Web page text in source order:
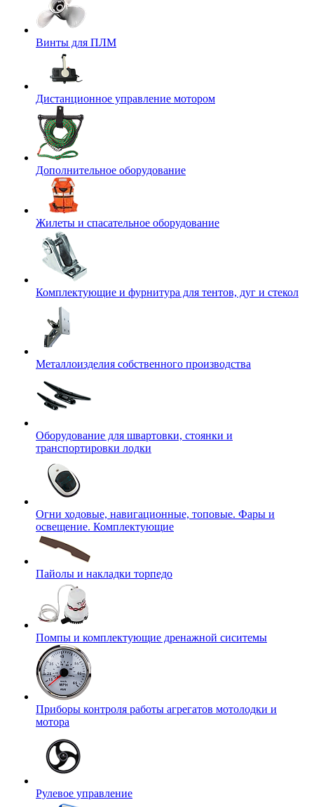
Винты для ПЛМ
Дистанционное управление мотором
Дополнительное оборудование
Жилеты и спасательное оборудование
Комплектующие и фурнитура для тентов, дуг и стекол
Металлоизделия собственного производства
Оборудование для швартовки, стоянки и
транспортировки лодки
Огни ходовые, навигационные, топовые. Фары и
освещение. Комплектующие
Пайолы и накладки торпедо
Помпы и комплектующие дренажной сиситемы
Приборы контроля работы агрегатов мотолодки и
мотора
Рулевое управление